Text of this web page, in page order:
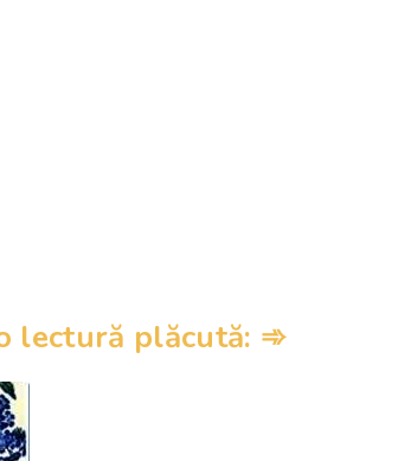
lectură plăcută: ➾